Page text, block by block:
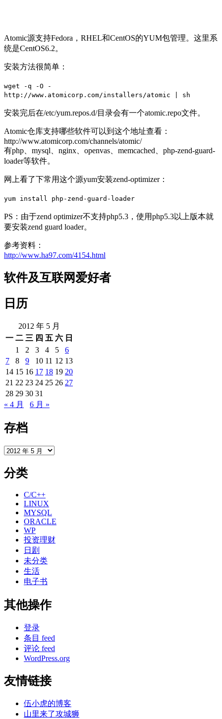
Atomic源支持Fedora，RHEL和CentOS的YUM包管理。这里系
统是CentOS6.2。
安装方法很简单：
wget -q -O -
http://www.atomicorp.com/installers/atomic | sh
安装完后在/etc/yum.repos.d/目录会有一个atomic.repo文件。
Atomic仓库支持哪些软件可以到这个地址查看：
http://www.atomicorp.com/channels/atomic/
有php、mysql、nginx、openvas、memcached、php-zend-guard-
loader等软件。
网上看了下常用这个源yum安装zend-optimizer：
yum install php-zend-guard-loader
PS：由于zend optimizer不支持php5.3，使用php5.3以上版本就
要安装zend guard loader。
参考资料：
http://www.ha97.com/4154.html
软件及互联网爱好者
日历
2012 年 5 月
一 二 三 四 五 六 日
1
2 3 4 5
6
7
8 9 10 11 12 13
14 15 16 17 18 19 20
21 22 23 24 25 26 27
28 29 30 31
« 4 月
6 月 »
存档
存
分类
C/C++
LINUX
MYSQL
ORACLE
WP
投资理财
日剧
未分类
生活
电子书
其他操作
登录
条目 feed
评论 feed
WordPress.org
友情链接
伍小虎的博客
山里来了攻城狮